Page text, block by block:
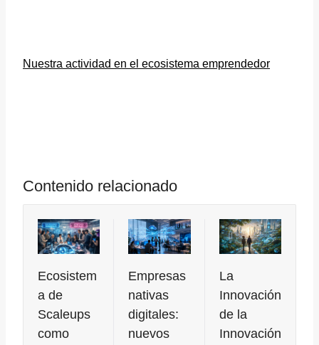
Nuestra actividad en el ecosistema emprendedor
Contenido relacionado
Ecosistem
a de
Scaleups
como
Empresas
nativas
digitales:
nuevos
La
Innovación
de la
Innovación